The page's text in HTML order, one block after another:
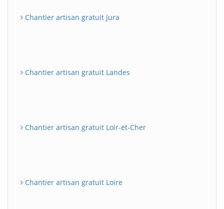
Chantier artisan gratuit Jura
Chantier artisan gratuit Landes
Chantier artisan gratuit Loir-et-Cher
Chantier artisan gratuit Loire